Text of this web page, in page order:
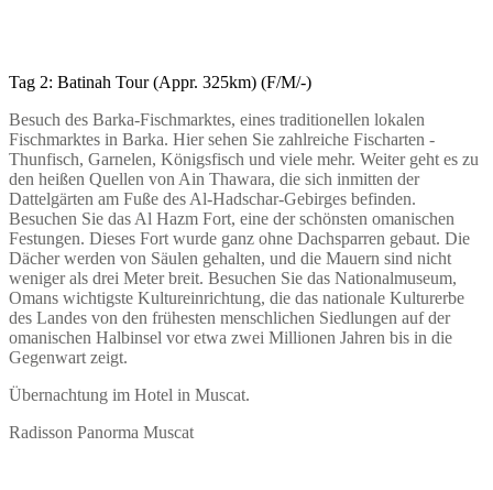
Tag 2: Batinah Tour (Appr. 325km) (F/M/-)
Besuch des Barka-Fischmarktes, eines traditionellen lokalen
Fischmarktes in Barka. Hier sehen Sie zahlreiche Fischarten -
Thunfisch, Garnelen, Königsfisch und viele mehr. Weiter geht es zu
den heißen Quellen von Ain Thawara, die sich inmitten der
Dattelgärten am Fuße des Al-Hadschar-Gebirges befinden.
Besuchen Sie das Al Hazm Fort, eine der schönsten omanischen
Festungen. Dieses Fort wurde ganz ohne Dachsparren gebaut. Die
Dächer werden von Säulen gehalten, und die Mauern sind nicht
weniger als drei Meter breit. Besuchen Sie das Nationalmuseum,
Omans wichtigste Kultureinrichtung, die das nationale Kulturerbe
des Landes von den frühesten menschlichen Siedlungen auf der
omanischen Halbinsel vor etwa zwei Millionen Jahren bis in die
Gegenwart zeigt.
Übernachtung im Hotel in Muscat.
Radisson Panorma Muscat